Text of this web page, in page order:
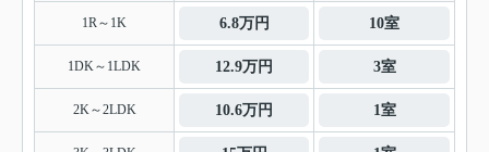
1R～1K 6.8万円 10室
1DK～1LDK 12.9万円 3室
2K～2LDK 10.6万円 1室